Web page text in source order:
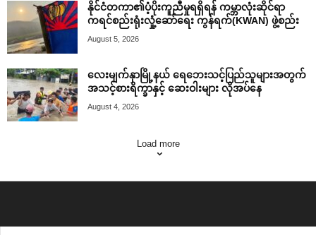
နိုင်ငံတကာ၏ပံ့ပိုးကူညီမှုရရှိရန် ကမ္ဘာလုံးဆိုင်ရာ
ကရင်စည်းရုံးလှုံ့ဆော်ရေး ကွန်ရက်(KWAN) ဖွဲ့စည်း
August 5, 2026
လေးမျက်နှာမြို့နယ် ရေဘေးသင့်ပြည်သူများအတွက်
အသင့်စားရိက္ခာနှင့် ဆေးဝါးများ လိုအပ်နေ
August 4, 2026
Load more